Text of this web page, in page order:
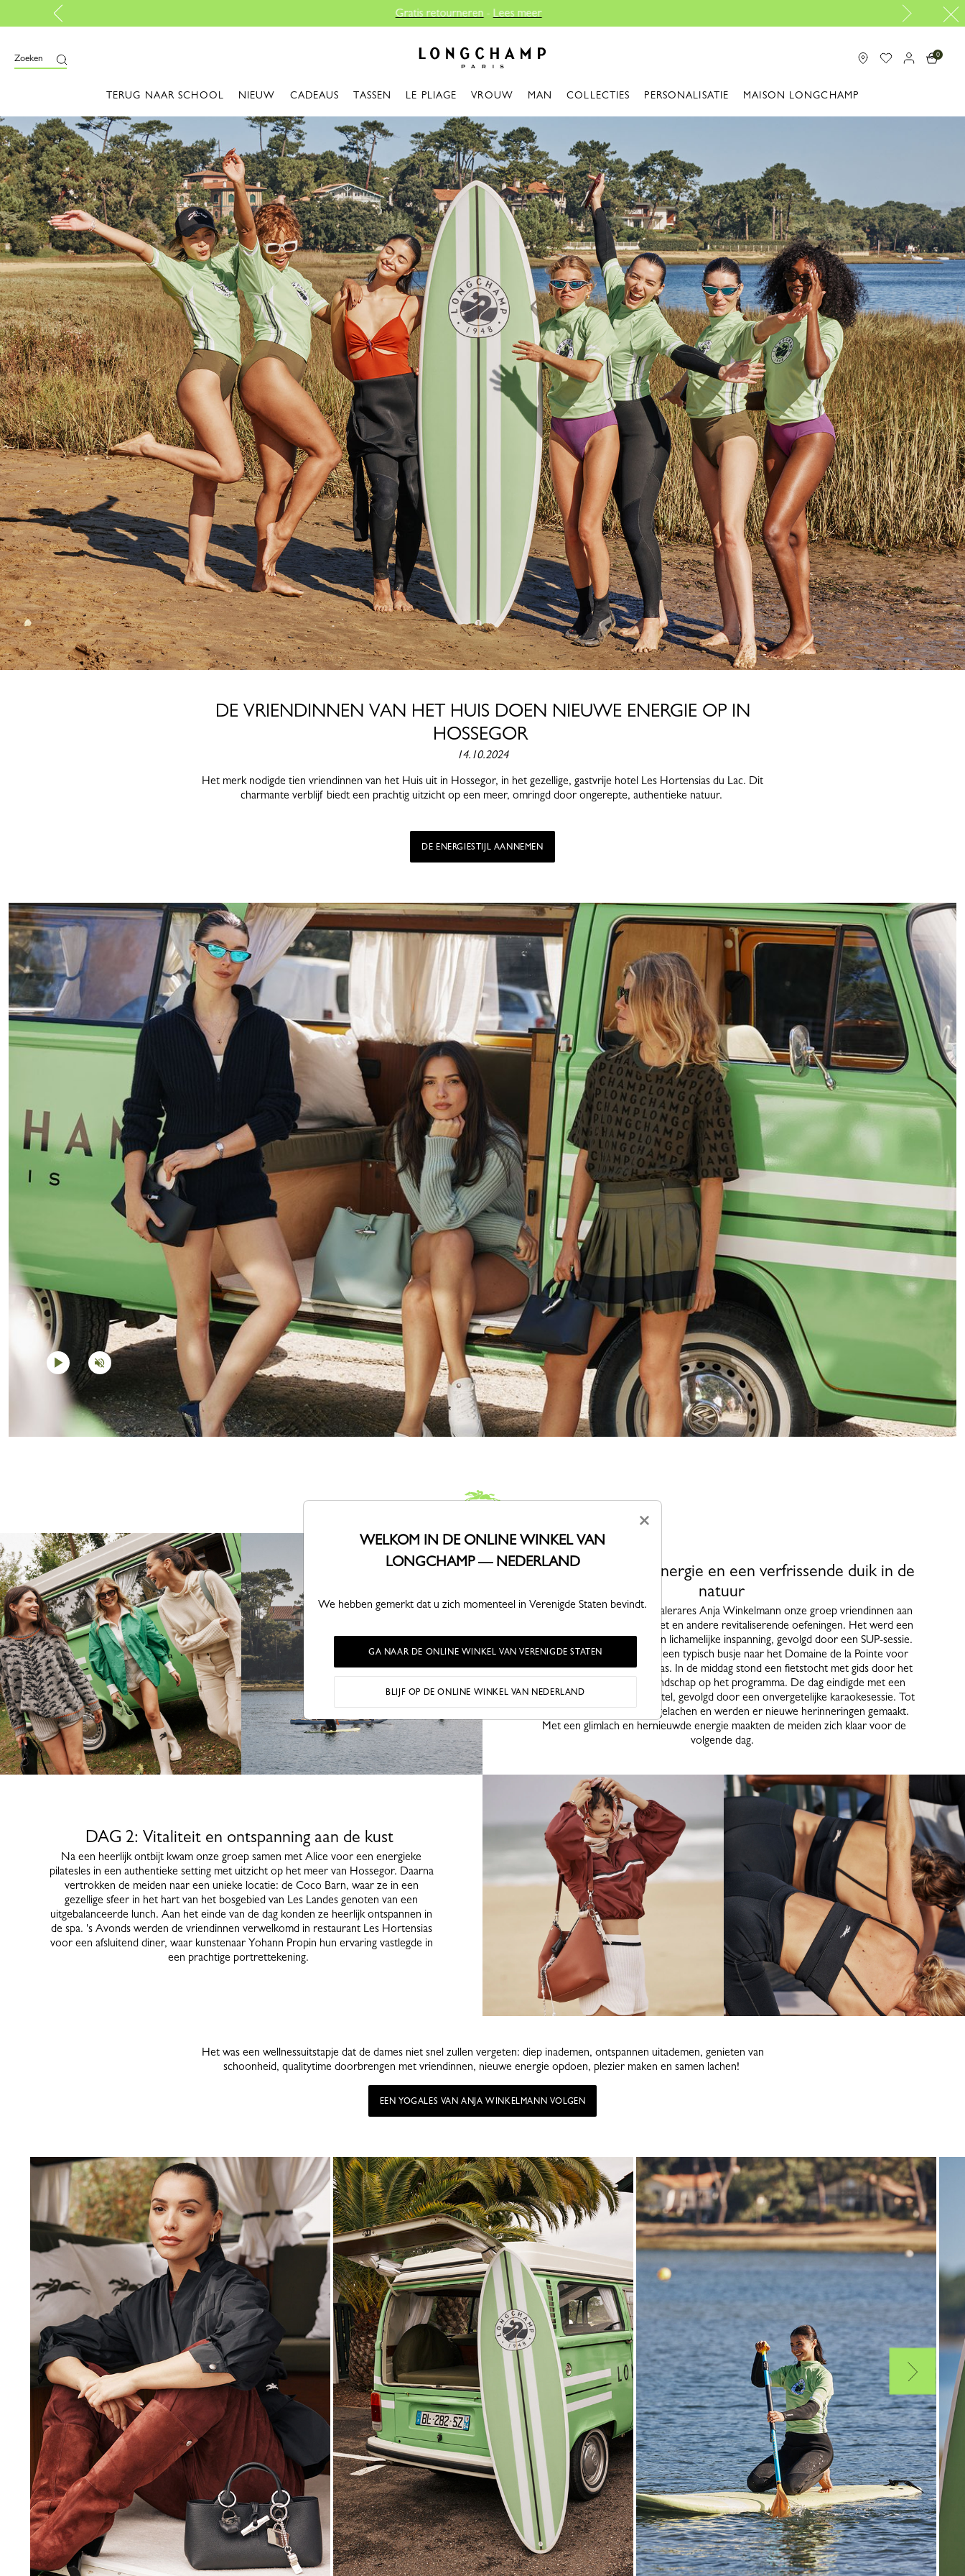
Gratis reparaties |Ontdek onze reparatieservice
Zoeken 0
TERUG NAAR SCHOOL NIEUW CADEAUS TASSEN LE PLIAGE VROUW MAN COLLECTIES PERSONALISATIE MAISON LONGCHAMP
DE VRIENDINNEN VAN HET HUIS DOEN NIEUWE ENERGIE OP IN
HOSSEGOR
14.10.2024
Het merk nodigde tien vriendinnen van het Huis uit in Hossegor, in het gezellige, gastvrije hotel Les Hortensias du Lac. Dit
charmante verblijf biedt een prachtig uitzicht op een meer, omringd door ongerepte, authentieke natuur.
DE ENERGIESTIJL AANNEMEN
DAG 1: Ochtendenergie en een verfrissende duik in de
natuur
Bij zonsopgang ontving yogalerares Anja Winkelmann onze groep vriendinnen aan
de kust voor een zonnegroet en andere revitaliserende oefeningen. Het werd een
ochtend vol overpeinzing en lichamelijke inspanning, gevolgd door een SUP-sessie.
Daarna stapte de groep in een typisch busje naar het Domaine de la Pointe voor
een gezellige lunch met tapas. In de middag stond een fietstocht met gids door het
prachtige, inspirerende landschap op het programma. De dag eindigde met een
diner in het 70 Hectares-hotel, gevolgd door een onvergetelijke karaokesessie. Tot
in de late uurtjes werd er gelachen en werden er nieuwe herinneringen gemaakt.
Met een glimlach en hernieuwde energie maakten de meiden zich klaar voor de
volgende dag.
DAG 2: Vitaliteit en ontspanning aan de kust
Na een heerlijk ontbijt kwam onze groep samen met Alice voor een energieke
pilatesles in een authentieke setting met uitzicht op het meer van Hossegor. Daarna
vertrokken de meiden naar een unieke locatie: de Coco Barn, waar ze in een
gezellige sfeer in het hart van het bosgebied van Les Landes genoten van een
uitgebalanceerde lunch. Aan het einde van de dag konden ze heerlijk ontspannen in
de spa. 's Avonds werden de vriendinnen verwelkomd in restaurant Les Hortensias
voor een afsluitend diner, waar kunstenaar Yohann Propin hun ervaring vastlegde in
een prachtige portrettekening.
Het was een wellnessuitstapje dat de dames niet snel zullen vergeten: diep inademen, ontspannen uitademen, genieten van
schoonheid, qualitytime doorbrengen met vriendinnen, nieuwe energie opdoen, plezier maken en samen lachen!
EEN YOGALES VAN ANJA WINKELMANN VOLGEN
×
WELKOM IN DE ONLINE WINKEL VAN
LONGCHAMP — NEDERLAND
We hebben gemerkt dat u zich momenteel in Verenigde Staten bevindt.
GA NAAR DE ONLINE WINKEL VAN VERENIGDE STATEN
BLIJF OP DE ONLINE WINKEL VAN NEDERLAND